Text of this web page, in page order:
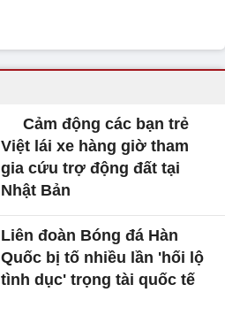
Cảm động các bạn trẻ
Việt lái xe hàng giờ tham
gia cứu trợ động đất tại
Nhật Bản
Liên đoàn Bóng đá Hàn
Quốc bị tố nhiều lần 'hối lộ
tình dục' trọng tài quốc tế